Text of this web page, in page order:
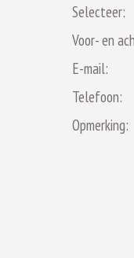
Selecteer:
Voor- en
E-mail:
Telefoon:
Opmerking: